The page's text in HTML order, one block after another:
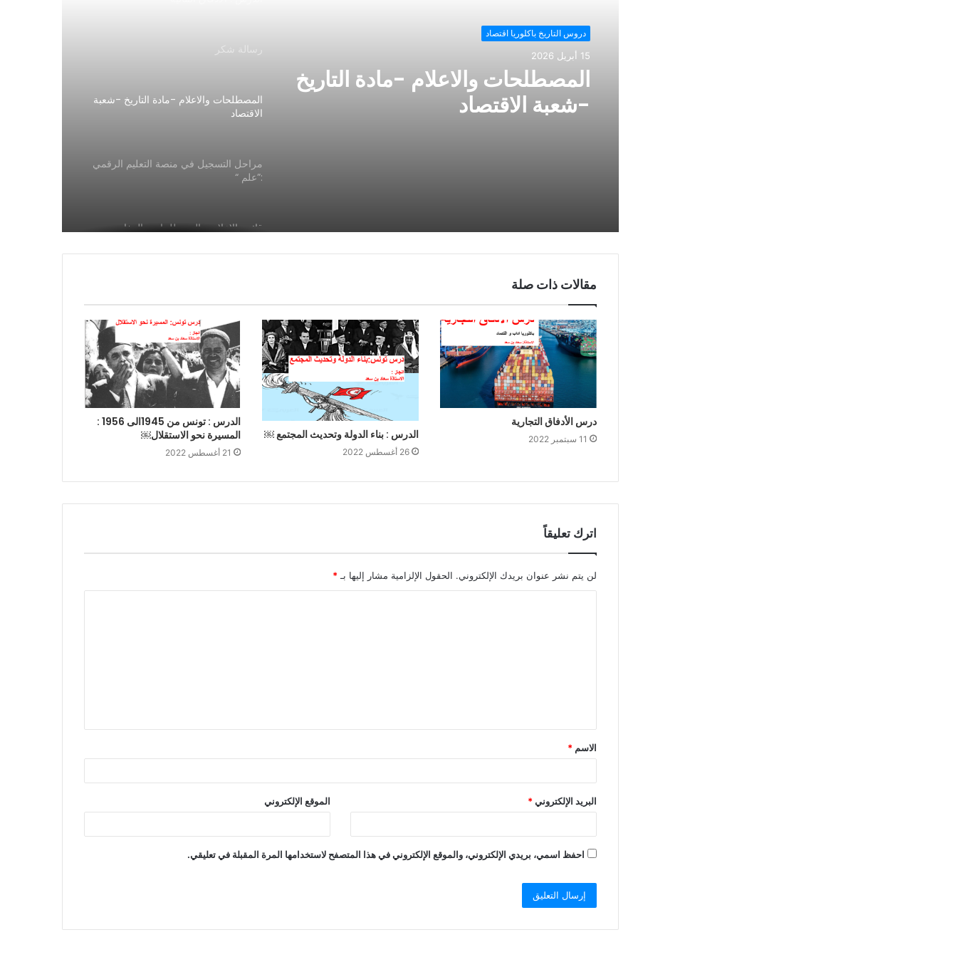
دروس التاريخ باكلوريا اقتصاد
15 أبريل 2026
المصطلحات والاعلام -مادة التاريخ
-شعبة الاقتصاد
رسالة شكر
المصطلحات والاعلام -مادة التاريخ -شعبة
الاقتصاد
مراحل التسجيل في منصة التعليم الرقمي
:”علم “
قائمة الاعلام و المصطلحات والمفاهيم
الدرس الاول : الاتحاد الاوروبي تكتل
اقتصادي قوي :القوة الانتاجية والمكانة
العالمية
الدرس: البرازيل :التباينات الاجتماعية
والمجالية
الدرس : الأدفاق المالية
قائمة الاعلام و المصطلحات والمفاهيم
مقالات ذات صلة
درس الأدفاق التجارية
11 سبتمبر 2022 الدرس : بناء الدولة وتحديث المجتمع ￼
26 أغسطس 2022
الدرس : تونس من 1945الى 1956 :
المسيرة نحو الاستقلال￼
21 أغسطس 2022
اترك تعليقاً
لن يتم نشر عنوان بريدك الإلكتروني. الحقول الإلزامية مشار إليها بـ*
الاسم *
البريد الإلكتروني* الموقع الإلكتروني
احفظ اسمي، بريدي الإلكتروني، والموقع الإلكتروني في هذا المتصفح لاستخدامها المرة المقبلة في تعليقي.